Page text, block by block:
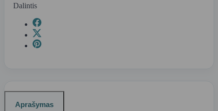
Dalintis
Aprašymas